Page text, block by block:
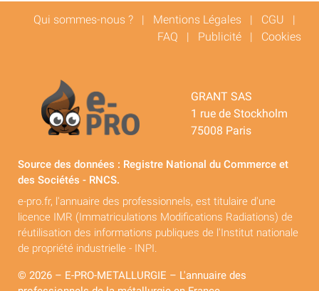
Qui sommes-nous ? | Mentions Légales | CGU |
FAQ | Publicité | Cookies
GRANT SAS
1 rue de Stockholm
75008 Paris
Source des données : Registre National du Commerce et
des Sociétés - RNCS.
e-pro.fr, l'annuaire des professionnels, est titulaire d'une
licence IMR (Immatriculations Modifications Radiations) de
réutilisation des informations publiques de l'Institut nationale
de propriété industrielle - INPI.
© 2026 – E-PRO-METALLURGIE – L'annuaire des